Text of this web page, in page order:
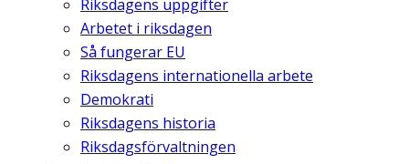
Riksdagens uppgifter
Arbetet i riksdagen
Så fungerar EU
Riksdagens internationella arbete
Demokrati
Riksdagens historia
Riksdagsförvaltningen